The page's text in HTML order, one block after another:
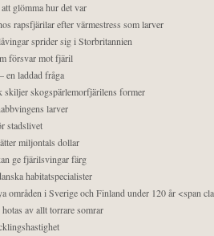
glömma hur det var
rapsfjärilar efter värmestress som larver
sprider sig i Storbritannien
försvar mot fjäril
en laddad fråga
skiljer skogspärlemorfjärilens former
larver
stadslivet
miljontals dollar
ge fjärilsvingar färg
habitatspecialister
områden i Sverige och Finland under 120 år <span
av allt torrare somrar